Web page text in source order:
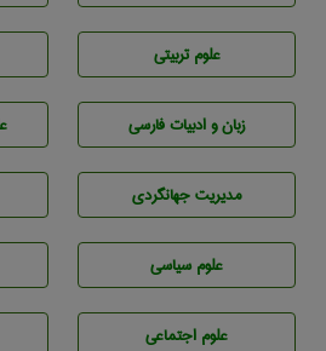
علوم تربيتی
زبان و ادبيات فارسی
مديريت جهانگردی
علوم سياسی
علوم اجتماعی